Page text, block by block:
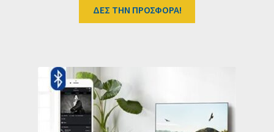
ΔΕΣ ΤΗΝ ΠΡΟΣΦΟΡΑ!